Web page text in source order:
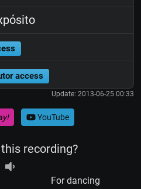
access
Update: 2013-06-25 00:33
YouTube
recording?
For dancing